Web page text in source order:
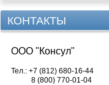
КОНТАКТЫ
ООО "Консул"
Тел.: +7 (812) 680-16-44
8 (800) 770-01-04